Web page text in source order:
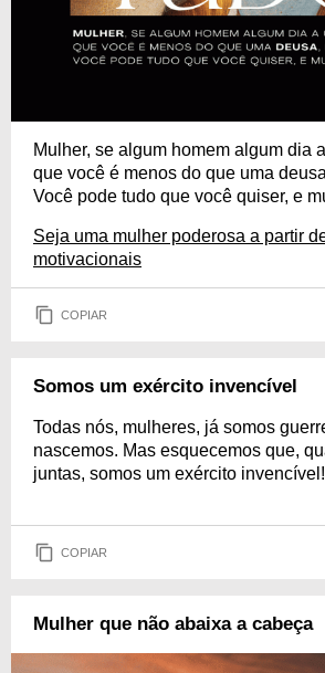
Mulher, se algum homem algum dia
que você é menos do que uma
Você pode tudo que você quiser, e
Seja uma mulher poderosa a partir
motivacionais
COPIAR
Somos um exército invencível
Todas nós, mulheres, já somos
nascemos. Mas esquecemos que,
juntas, somos um exército invencível!
COPIAR
Mulher que não abaixa a cabeça